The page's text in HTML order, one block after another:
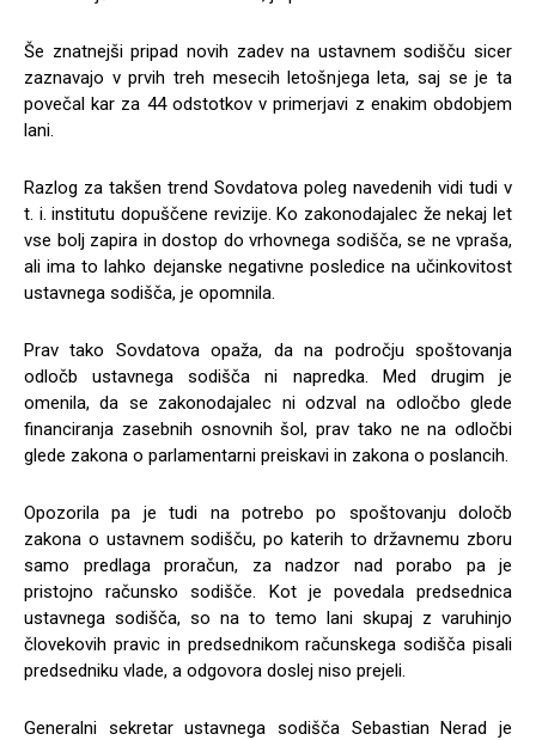
Še znatnejši pripad novih zadev na ustavnem sodišču sicer
zaznavajo v prvih treh mesecih letošnjega leta, saj se je ta
povečal kar za 44 odstotkov v primerjavi z enakim obdobjem
lani.
Razlog za takšen trend Sovdatova poleg navedenih vidi tudi v
t. i. institutu dopuščene revizije. Ko zakonodajalec že nekaj let
vse bolj zapira in dostop do vrhovnega sodišča, se ne vpraša,
ali ima to lahko dejanske negativne posledice na učinkovitost
ustavnega sodišča, je opomnila.
Prav tako Sovdatova opaža, da na področju spoštovanja
odločb ustavnega sodišča ni napredka. Med drugim je
omenila, da se zakonodajalec ni odzval na odločbo glede
financiranja zasebnih osnovnih šol, prav tako ne na odločbi
glede zakona o parlamentarni preiskavi in zakona o poslancih.
Opozorila pa je tudi na potrebo po spoštovanju določb
zakona o ustavnem sodišču, po katerih to državnemu zboru
samo predlaga proračun, za nadzor nad porabo pa je
pristojno računsko sodišče. Kot je povedala predsednica
ustavnega sodišča, so na to temo lani skupaj z varuhinjo
človekovih pravic in predsednikom računskega sodišča pisali
predsedniku vlade, a odgovora doslej niso prejeli.
Generalni sekretar ustavnega sodišča Sebastian Nerad je